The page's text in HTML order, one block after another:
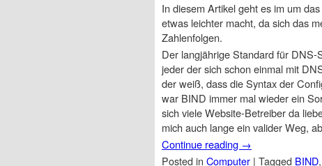
In diesem Artikel geht es im um
etwas leichter macht, da sich das
Zahlenfolgen.
Der langjährige Standard für
jeder der sich schon einmal mit
der weiß, dass die Syntax der
war BIND immer mal wieder ein
sich viele Website-Betreiber da
mich auch lange ein valider Weg,
Continue reading →
Posted in Computer | Tagged BIND,